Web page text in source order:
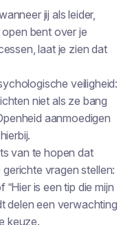
jij als leider,
bent over je
laat je zien dat
veiligheid:
niet als ze bang
aanmoedigen
van te hopen dat
vragen stellen:
“Hier is een tip die mijn
delen een verwachting
keuze.